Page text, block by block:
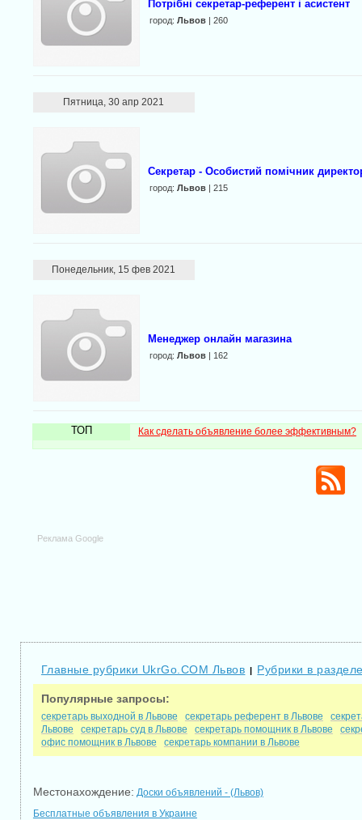
Потрібні секретар-референт і асистент
город: Львов| 260
Пятница, 30 апр 2021
Секретар - Особистий помічник
город: Львов| 215
Понедельник, 15 фев 2021
Менеджер онлайн магазина
город: Львов| 162
ТОП Как сделать объявление более эффективным?
Реклама Google
Главные рубрики UkrGo.COM Львов | Рубрики в
Популярные запросы:
секретарь выходной в Львове секретарь референт в Львове
Львове
секретарь суд в Львове секретарь помощник в Львове
офис помощник в Львове
секретарь компании в Львове
Местонахождение: Доски объявлений - (Львов)
Бесплатные объявления в Украине